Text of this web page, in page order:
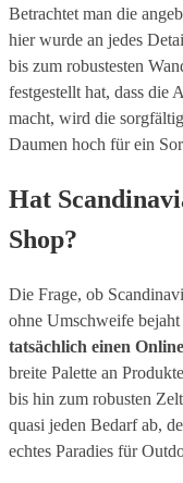
Betrachtet man die
hier wurde an jedes
bis zum robustesten
festgestellt hat, dass die
macht, wird die
Daumen hoch für ein
Hat
Shop?
Die Frage, ob
ohne Umschweife
tatsächlich einen
breite Palette an
bis hin zum robusten
quasi jeden Bedarf ab,
echtes Paradies für